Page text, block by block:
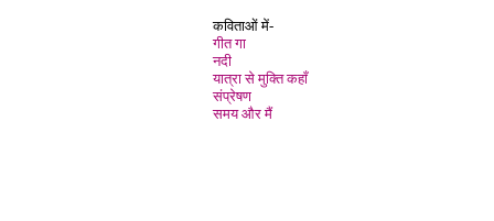
कविताओं में-
गीत गा
नदी
यात्रा से मुक्ति कहाँ
संप्रेषण
समय और मैं